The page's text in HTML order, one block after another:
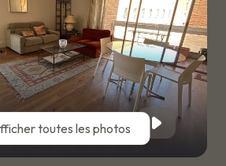
toutes les photos